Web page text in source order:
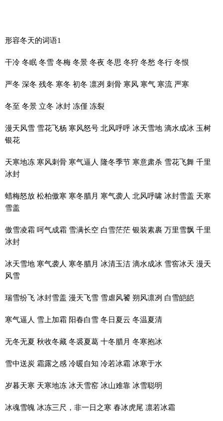
形容冬天的词语1
干冷 冬眠 冬雪 冬梅 冬景 冬夜 冬思 冬狩 冬愁 冬行 冬恨
严冬 深冬 残冬 寒冬 初冬 凛冽 刺骨 寒风 寒气 寒流 严寒
冬至 冬景 立冬 冰封 冻僅 冻裂
漫天风雪 雪花飞杨 寒风怒号 北风呼呼 冰天雪地 滴水成冰 玉树
银花
天寒地冻 寒风刺骨 寒气逼人 隆冬季节 寒意肃杀 雪花飞舞 千里
冰封
蜡梅怒放 松柏傲寒 寒冬腊月 寒气袭人 北风呼啸 冰封雪盖 天寒
雪盖
傲雪凌霜 呵气成霜 雪满长空 白雪茫茫 银装素裹 万里雪飘 千里
冰封
冰天雪地 寒气袭人 寒冬腊月 冰清玉洁 滴水成冰 雪窖冰天 漫天
风雪
瑞雪纷飞 冰封雪盖 漫天飞雪 雪虐风饕 朔风凛冽 白雪皑皑
寒气逼人 雪上加霜 阳春白雪 冬日夏云 冬温夏清
无冬无夏 秋收冬藏 冬裘夏葛 十冬腊月 冬寒抱冰
雪中送炭 霜露之感 冷暖自知 冷若冰霜 冰寒于水
岁暮天寒 天寒地冻 冰天雪窑 冰山难靠 冰雪聪明
冰魂雪魄 冰冻三尺，非一日之寒 春冰虎尾 凛若冰霜